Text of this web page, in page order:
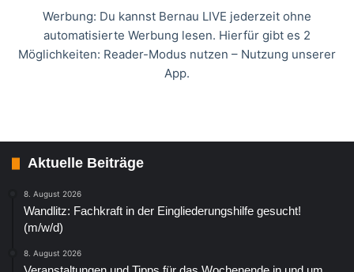
Werbung: Du kannst Bernau LIVE jederzeit ohne
automatisierte Werbung lesen. Hierfür gibt es 2
Möglichkeiten: Reader-Modus nutzen – Nutzung unserer
App.
Aktuelle Beiträge
8. August 2026
Wandlitz: Fachkraft in der Eingliederungshilfe gesucht!
(m/w/d)
8. August 2026